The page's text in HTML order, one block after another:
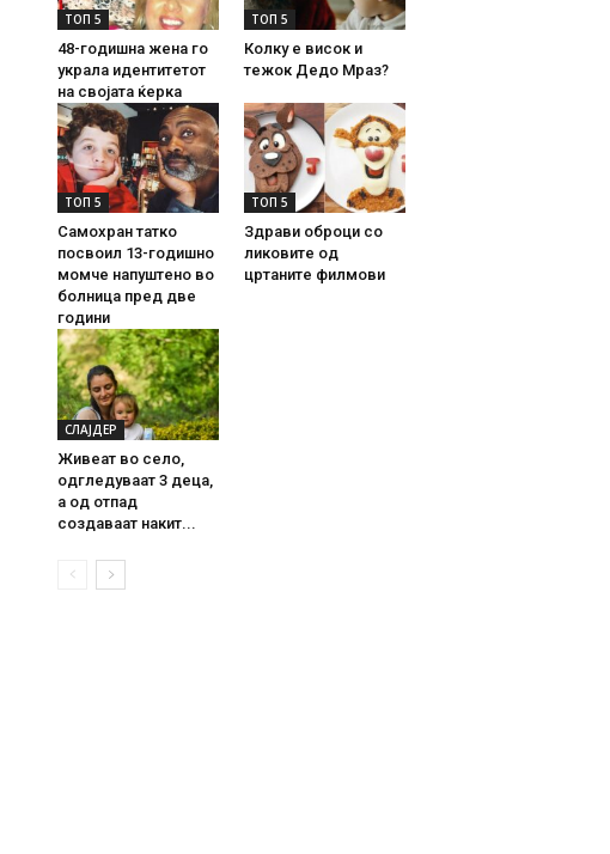
ТОП 5
48-годишна жена го
украла идентитетот
на својата ќерка
ТОП 5
Колку е висок и
тежок Дедо Мраз?
ТОП 5
Самохран татко
посвоил 13-годишно
момче напуштено во
болница пред две
години
ТОП 5
Здрави оброци со
ликовите од
цртаните филмови
СЛАЈДЕР
Живеат во село,
одгледуваат 3 деца,
а од отпад
создаваат накит...